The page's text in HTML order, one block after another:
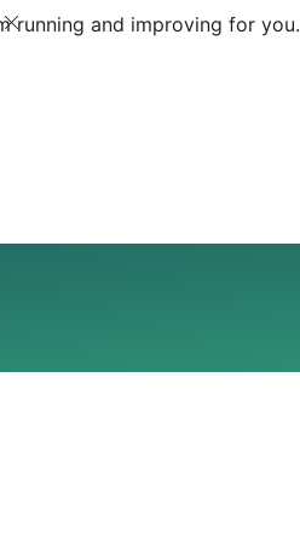
running and improving for you.